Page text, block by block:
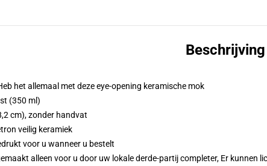
Beschrijving
het allemaal met deze eye-opening keramische mok
(350 ml)
cm), zonder handvat
veilig keramiek
voor u wanneer u bestelt
alleen voor u door uw lokale derde-partij completer, Er kunnen